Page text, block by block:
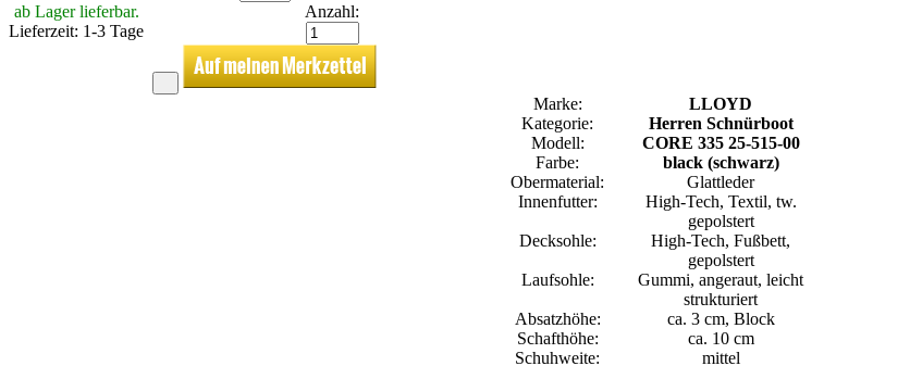
ab Lager lieferbar.
Lieferzeit: 1-3 Tage
Anzahl:
Marke:
LLOYD
Kategorie:
Herren Schnürboot
Modell:
CORE 335 25-515-00
Farbe:
black (schwarz)
Obermaterial:
Glattleder
Innenfutter:
High-Tech, Textil, tw.
gepolstert
Decksohle:
High-Tech, Fußbett,
gepolstert
Laufsohle:
Gummi, angeraut, leicht
strukturiert
Absatzhöhe:
ca. 3 cm, Block
Schafthöhe:
ca. 10 cm
Schuhweite:
mittel